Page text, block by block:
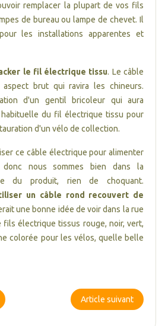
remplacer la plupart de vos fils
de bureau ou lampe de chevet. Il
les installations apparentes et
le fil électrique tissu. Le câble
brut qui ravira les chineurs.
d'un gentil bricoleur qui aura
du fil électrique tissu pour
d'un vélo de collection.
ce câble électrique pour alimenter
nous sommes bien dans la
du produit, rien de choquant.
un câble rond recouvert de
une bonne idée de voir dans la rue
fils électrique tissus rouge, noir, vert,
colorée pour les vélos, quelle belle
Article suivant